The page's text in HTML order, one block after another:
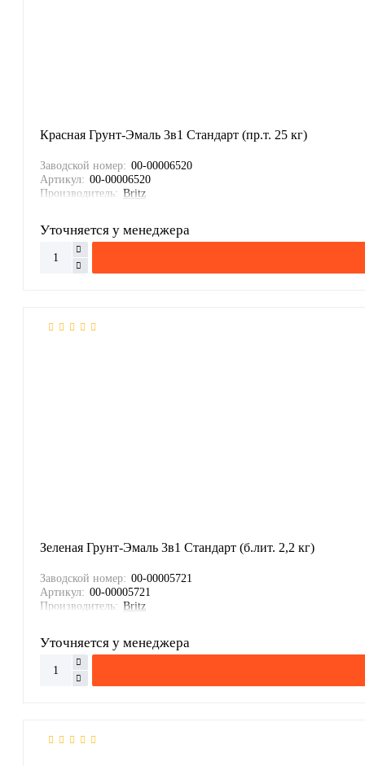
Красная Грунт-Эмаль 3в1 Стандарт (пр.т. 25 кг)
Заводской номер: 00-00006520
Артикул: 00-00006520
Производитель: Britz
Уточняется у менеджера
Зеленая Грунт-Эмаль 3в1 Стандарт (б.лит. 2,2 кг)
Заводской номер: 00-00005721
Артикул: 00-00005721
Производитель: Britz
Уточняется у менеджера